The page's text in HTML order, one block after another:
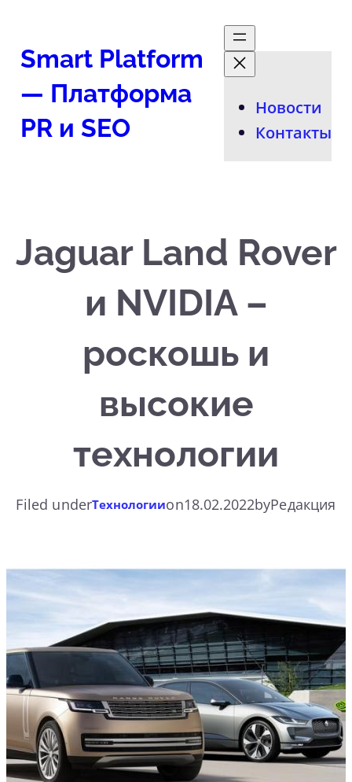
содержимому
Smart Platform
— Платформа
PR и SEO
Новости
Контакты
Jaguar Land Rover
и NVIDIA –
роскошь и
высокие
технологии
Filed underТехнологииon18.02.2022byРедакция